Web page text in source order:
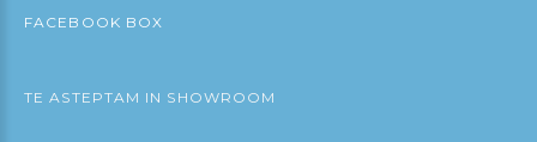
FACEBOOK BOX
TE ASTEPTAM IN SHOWROOM